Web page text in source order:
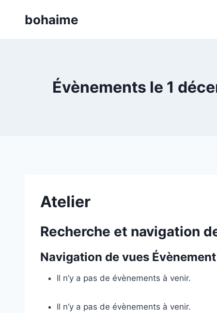
bohaime
Évènements le 1
Atelier
Recherche et navigation
Navigation de vues Évènement
Il n’y a pas de évènements à venir.
Il n’y a pas de évènements à venir.